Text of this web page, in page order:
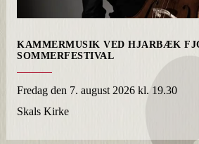
KAMMERMUSIK VED HJARBÆK
SOMMERFESTIVAL
Fredag den 7. august 2026 kl. 19.30
Skals Kirke